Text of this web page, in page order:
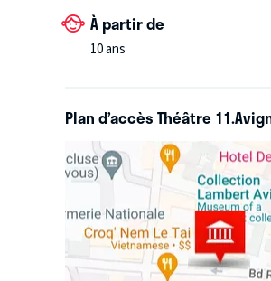
À partir de
10 ans
Plan d’accès Théâtre